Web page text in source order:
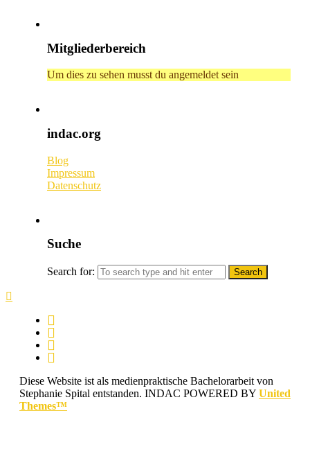
Mitgliederbereich
Um dies zu sehen musst du angemeldet sein
indac.org
Blog
Impressum
Datenschutz
Suche
Search for:
Diese Website ist als medienpraktische Bachelorarbeit von
Stephanie Spital entstanden. INDAC POWERED BY United
Themes™